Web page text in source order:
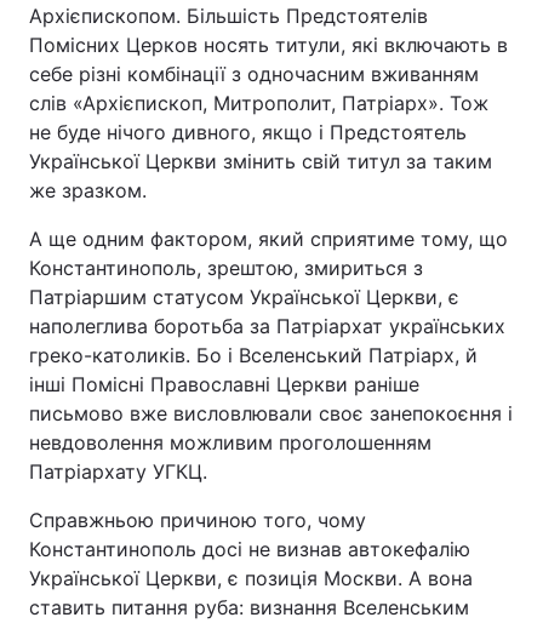
Архієпископом. Більшість Предстоятелів
Помісних Церков носять титули, які включають в
себе різні комбінації з одночасним вживанням
слів «Архієпископ, Митрополит, Патріарх». Тож
не буде нічого дивного, якщо і Предстоятель
Української Церкви змінить свій титул за таким
же зразком.
А ще одним фактором, який сприятиме тому, що
Константинополь, зрештою, змириться з
Патріаршим статусом Української Церкви, є
наполеглива боротьба за Патріархат українських
греко-католиків. Бо і Вселенський Патріарх, й
інші Помісні Православні Церкви раніше
письмово вже висловлювали своє занепокоєння і
невдоволення можливим проголошенням
Патріархату УГКЦ.
Справжньою причиною того, чому
Константинополь досі не визнав автокефалію
Української Церкви, є позиція Москви. А вона
ставить питання руба: визнання Вселенським